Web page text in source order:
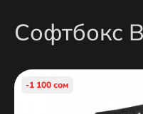
Софтбокс
-1 100 сом